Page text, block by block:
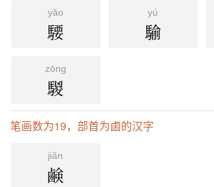
yǎo
騕
yú
騟
zōng
騣
笔画数为19，部首为鹵的汉字
jiǎn
鹸